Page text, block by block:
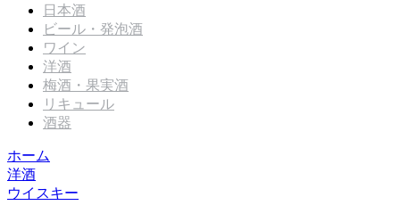
日本酒
ビール・発泡酒
ワイン
洋酒
梅酒・果実酒
リキュール
酒器
ホーム
洋酒
ウイスキー